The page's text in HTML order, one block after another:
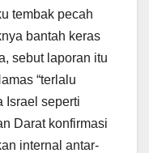
tembak pecah
bantah keras
sebut laporan itu
“terlalu
Israel seperti
Darat konfirmasi
internal antar-